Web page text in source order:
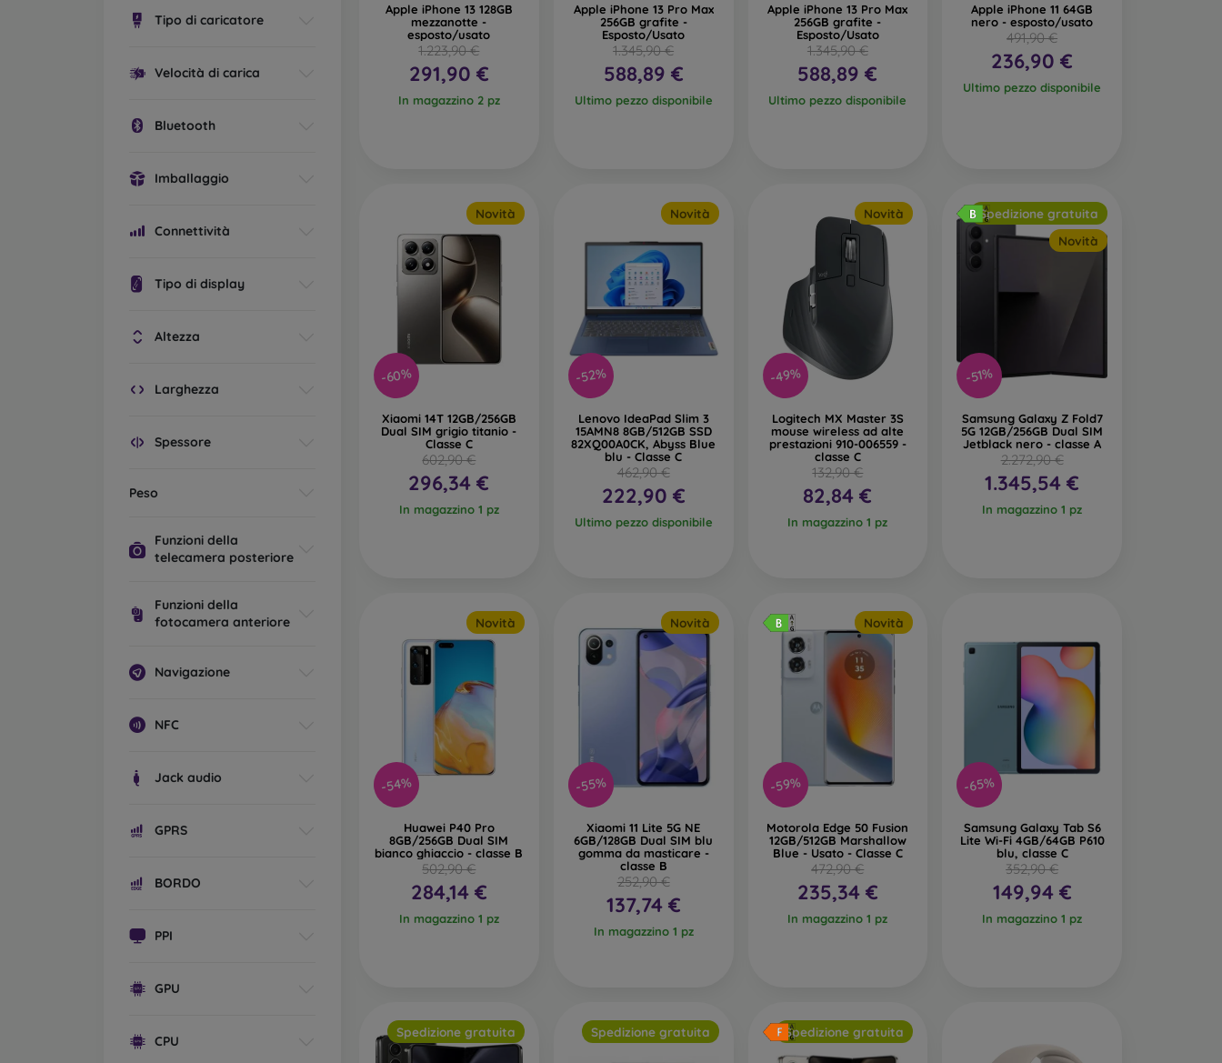
Tipo di caricatore
Velocità di carica
Bluetooth
Imballaggio
Connettività
Tipo di display
Altezza
Larghezza
Spessore
Peso
Funzioni della
telecamera posteriore
Funzioni della
fotocamera anteriore
Navigazione
NFC
Jack audio
GPRS
BORDO
PPI
GPU
CPU
Apple iPhone 13 128GB
mezzanotte -
esposto/usato
1.223,90 €
291,90 €
In magazzino 2 pz
Apple iPhone 13 Pro Max
256GB grafite -
Esposto/Usato
1.345,90 €
588,89 €
Ultimo pezzo disponibile
Apple iPhone 13 Pro Max
256GB grafite -
Esposto/Usato
1.345,90 €
588,89 €
Ultimo pezzo disponibile
Apple iPhone 11 64GB
nero - esposto/usato
491,90 €
236,90 €
Ultimo pezzo disponibile
-60%
Novità
Xiaomi 14T 12GB/256GB
Dual SIM grigio titanio -
Classe C
602,90 €
296,34 €
In magazzino 1 pz
-52%
Novità
Lenovo IdeaPad Slim 3
15AMN8 8GB/512GB SSD
82XQ00A0CK, Abyss Blue
blu - Classe C
462,90 €
222,90 €
Ultimo pezzo disponibile
-49%
Novità
Logitech MX Master 3S
mouse wireless ad alte
prestazioni 910-006559 -
classe C
132,90 €
82,84 €
In magazzino 1 pz
-51%
Spedizione gratuita
Novità
Samsung Galaxy Z Fold7
5G 12GB/256GB Dual SIM
Jetblack nero - classe A
2.272,90 €
1.345,54 €
In magazzino 1 pz
-54%
Novità
Huawei P40 Pro
8GB/256GB Dual SIM
bianco ghiaccio - classe B
502,90 €
284,14 €
In magazzino 1 pz
-55%
Novità
Xiaomi 11 Lite 5G NE
6GB/128GB Dual SIM blu
gomma da masticare -
classe B
252,90 €
137,74 €
In magazzino 1 pz
-59%
Novità
Motorola Edge 50 Fusion
12GB/512GB Marshallow
Blue - Usato - Classe C
472,90 €
235,34 €
In magazzino 1 pz
-65%
Samsung Galaxy Tab S6
Lite Wi-Fi 4GB/64GB P610
blu, classe C
352,90 €
149,94 €
In magazzino 1 pz
Spedizione gratuita Spedizione gratuita Spedizione gratuita